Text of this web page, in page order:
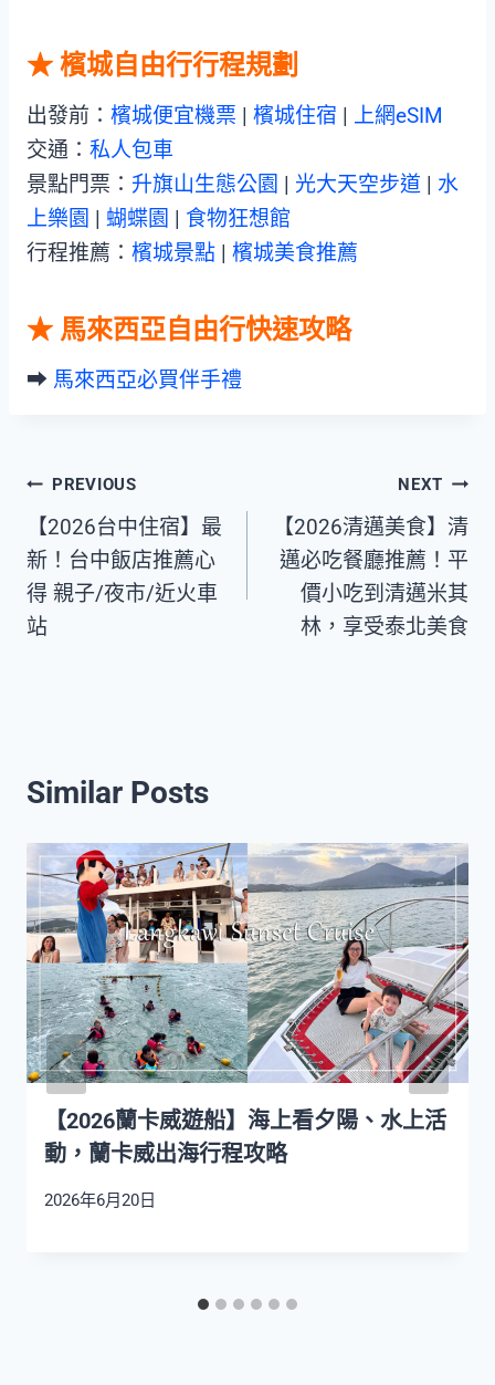
★ 檳城自由行行程規劃
出發前： 檳城便宜機票 | 檳城住宿 | 上網eSIM
交通： 私人包車
景點門票： 升旗山生態公園 | 光大天空步道 | 水
上樂園 | 蝴蝶園 | 食物狂想館
行程推薦： 檳城景點 | 檳城美食推薦
★ 馬來西亞自由行快速攻略
➡︎ 馬來西亞必買伴手禮
Post
navigation
PREVIOUS
【2026台中住宿】最
新！台中飯店推薦心
得 親子/夜市/近火車
站
NEXT
【2026清邁美食】清
邁必吃餐廳推薦！平
價小吃到清邁米其
林，享受泰北美食
Similar Posts
【2026蘭卡威遊船】海上看夕陽、水上活
動，蘭卡威出海行程攻略
2026年6月20日